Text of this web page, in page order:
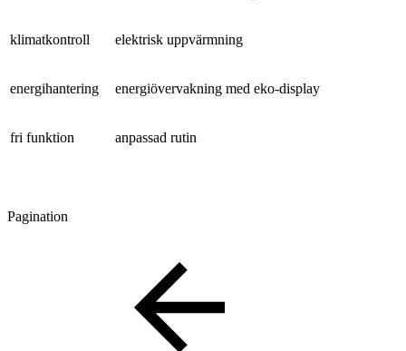
klimatkontroll elektrisk uppvärmning
energihantering energiövervakning med eko-display
fri funktion anpassad rutin
Pagination